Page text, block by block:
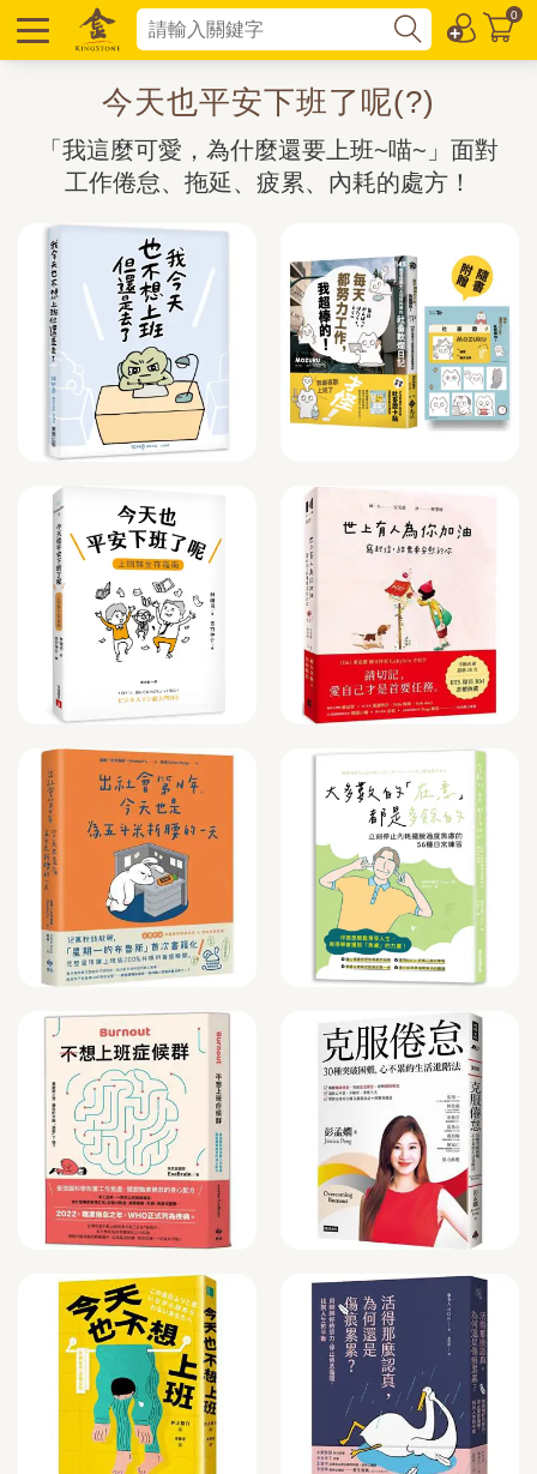
0
今天也平安下班了呢(?)
「我這麼可愛，為什麼還要上班~喵~」面對
工作倦怠、拖延、疲累、內耗的處方！